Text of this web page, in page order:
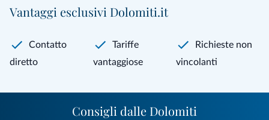
Vantaggi esclusivi Dolomiti.it
Contatto
diretto
Tariffe
vantaggiose
Richieste non
vincolanti
Consigli dalle Dolomiti